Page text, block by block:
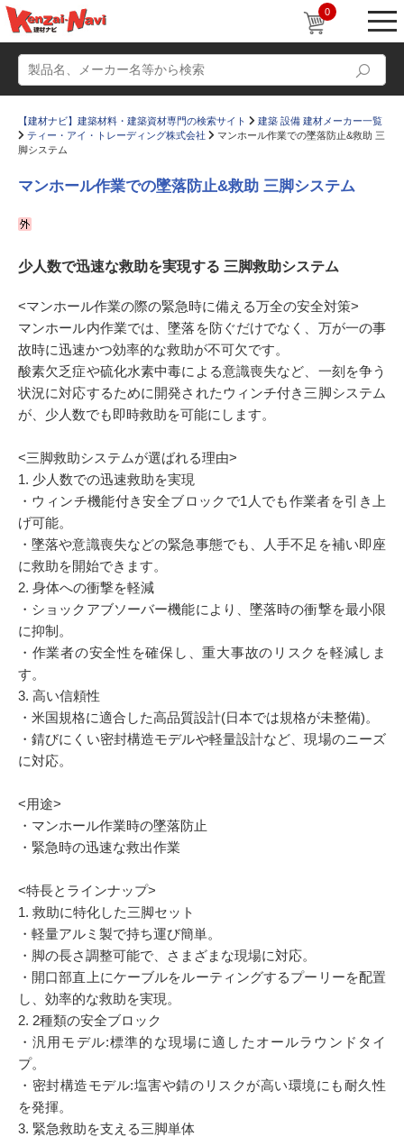
0
動画
かたなび コラム
Q＆A 販売・施工代理店募集
お気に入り
【建材ナビ】建築材料・建築資材専門の検索サイト
建築 設備 建材メーカー一覧
ティー・アイ・トレーディング株式会社
マンホール作業での墜落防止&救助 三
脚システム
マンホール作業での墜落防止&救助 三脚システム
少人数で迅速な救助を実現する 三脚救助システム
<マンホール作業の際の緊急時に備える万全の安全対策>
マンホール内作業では、墜落を防ぐだけでなく、万が一の事
故時に迅速かつ効率的な救助が不可欠です。
酸素欠乏症や硫化水素中毒による意識喪失など、一刻を争う
状況に対応するために開発されたウィンチ付き三脚システム
が、少人数でも即時救助を可能にします。
<三脚救助システムが選ばれる理由>
1. 少人数での迅速救助を実現
・ウィンチ機能付き安全ブロックで1人でも作業者を引き上
げ可能。
・墜落や意識喪失などの緊急事態でも、人手不足を補い即座
に救助を開始できます。
2. 身体への衝撃を軽減
・ショックアブソーバー機能により、墜落時の衝撃を最小限
に抑制。
・作業者の安全性を確保し、重大事故のリスクを軽減しま
す。
3. 高い信頼性
・米国規格に適合した高品質設計(日本では規格が未整備)。
・錆びにくい密封構造モデルや軽量設計など、現場のニーズ
に対応。
<用途>
・マンホール作業時の墜落防止
・緊急時の迅速な救出作業
<特長とラインナップ>
1. 救助に特化した三脚セット
・軽量アルミ製で持ち運び簡単。
・脚の長さ調整可能で、さまざまな現場に対応。
・開口部直上にケーブルをルーティングするプーリーを配置
し、効率的な救助を実現。
2. 2種類の安全ブロック
・汎用モデル:標準的な現場に適したオールラウンドタイ
プ。
・密封構造モデル:塩害や錆のリスクが高い環境にも耐久性
を発揮。
3. 緊急救助を支える三脚単体